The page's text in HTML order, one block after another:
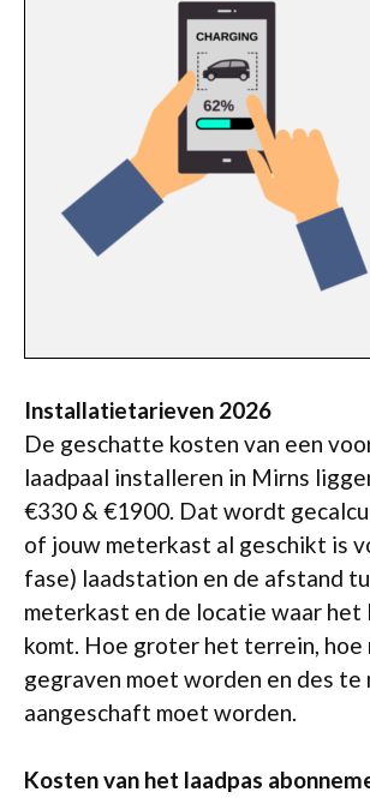
Installatietarieven 2026
De geschatte kosten van een
laadpaal installeren in Mirns
€330 & €1900. Dat wordt
of jouw meterkast al geschikt is
fase) laadstation en de afstand
meterkast en de locatie waar het
komt. Hoe groter het terrein, hoe
gegraven moet worden en des te
aangeschaft moet worden.
Kosten van het laadpas